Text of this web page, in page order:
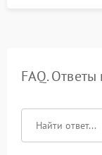
FAQ.